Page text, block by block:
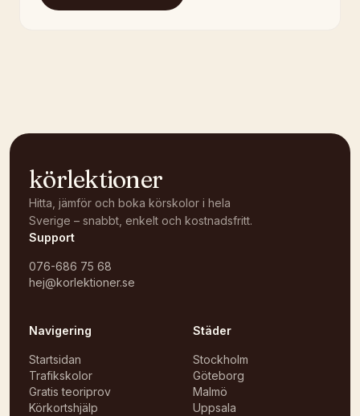
körlektioner
Hitta, jämför och boka körskolor i hela
Sverige – snabbt, enkelt och kostnadsfritt.
Support
076-686 75 68
hej@korlektioner.se
Navigering
Startsidan
Trafikskolor
Gratis teoriprov
Körkortshjälp
Städer
Stockholm
Göteborg
Malmö
Uppsala